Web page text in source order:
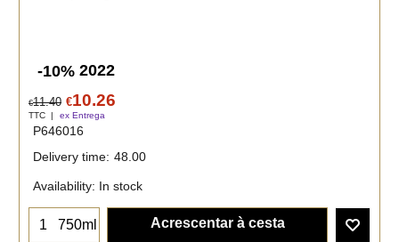
-10% 2022
€11.40 €10.26
TTC ex Entrega
P646016
Delivery time: 48.00
Availability: In stock
750ml Acrescentar à cesta